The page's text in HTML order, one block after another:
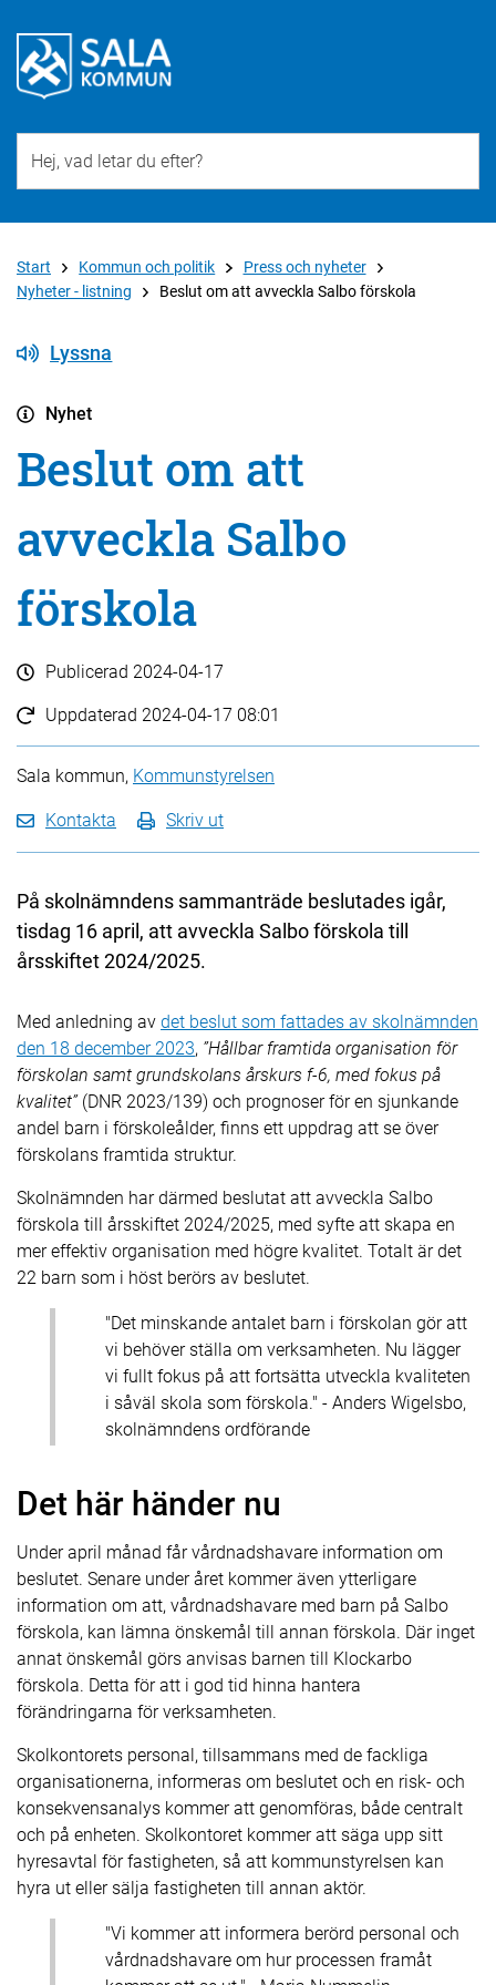
Start Kommun och politik
Press och nyheter
Nyheter - listning
Beslut om att avveckla Salbo förskola
Lyssna
Nyhet
Beslut om att
avveckla Salbo
förskola
Publicerad 2024-04-17
Uppdaterad 2024-04-17 08:01
Sala kommun, Kommunstyrelsen
Kontakta Skriv ut
På skolnämndens sammanträde beslutades igår,
tisdag 16 april, att avveckla Salbo förskola till
årsskiftet 2024/2025.
Med anledning av det beslut som fattades av skolnämnden
den 18 december 2023, ”Hållbar framtida organisation för
förskolan samt grundskolans årskurs f-6, med fokus på
kvalitet”(DNR 2023/139) och prognoser för en sjunkande
andel barn i förskoleålder, finns ett uppdrag att se över
förskolans framtida struktur.
Skolnämnden har därmed beslutat att avveckla Salbo
förskola till årsskiftet 2024/2025, med syfte att skapa en
mer effektiv organisation med högre kvalitet. Totalt är det
22 barn som i höst berörs av beslutet.
"Det minskande antalet barn i förskolan gör att
vi behöver ställa om verksamheten. Nu lägger
vi fullt fokus på att fortsätta utveckla kvaliteten
i såväl skola som förskola." - Anders Wigelsbo,
skolnämndens ordförande
Det här händer nu
Under april månad får vårdnadshavare information om
beslutet. Senare under året kommer även ytterligare
information om att, vårdnadshavare med barn på Salbo
förskola, kan lämna önskemål till annan förskola. Där inget
annat önskemål görs anvisas barnen till Klockarbo
förskola. Detta för att i god tid hinna hantera
förändringarna för verksamheten.
Skolkontorets personal, tillsammans med de fackliga
organisationerna, informeras om beslutet och en risk- och
konsekvensanalys kommer att genomföras, både centralt
och på enheten. Skolkontoret kommer att säga upp sitt
hyresavtal för fastigheten, så att kommunstyrelsen kan
hyra ut eller sälja fastigheten till annan aktör.
"Vi kommer att informera berörd personal och
vårdnadshavare om hur processen framåt